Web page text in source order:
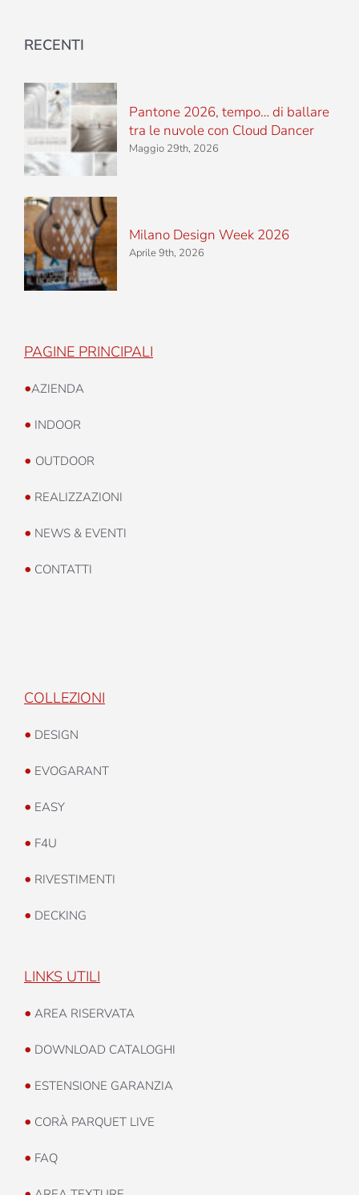
RECENTI
Pantone 2026, tempo… di ballare
tra le nuvole con Cloud Dancer
Maggio 29th, 2026
Milano Design Week 2026
Aprile 9th, 2026
PAGINE PRINCIPALI
•AZIENDA
• INDOOR
• OUTDOOR
• REALIZZAZIONI
• NEWS & EVENTI
• CONTATTI
COLLEZIONI
• DESIGN
• EVOGARANT
• EASY
• F4U
• RIVESTIMENTI
• DECKING
LINKS UTILI
• AREA RISERVATA
• DOWNLOAD CATALOGHI
• ESTENSIONE GARANZIA
• CORÀ PARQUET LIVE
• FAQ